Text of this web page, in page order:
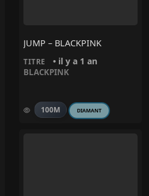
JUMP – BLACKPINK
TITRE • il y a 1 an
BLACKPINK
100M DIAMANT